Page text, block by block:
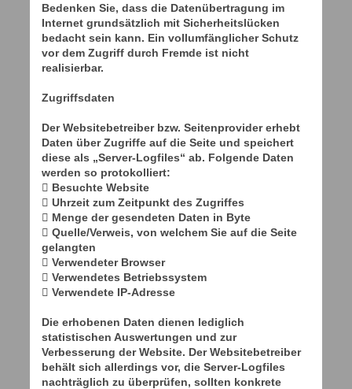
Bedenken Sie, dass die Datenübertragung im
Internet grundsätzlich mit Sicherheitslücken
bedacht sein kann. Ein vollumfänglicher Schutz
vor dem Zugriff durch Fremde ist nicht
realisierbar.
Zugriffsdaten
Der Websitebetreiber bzw. Seitenprovider erhebt
Daten über Zugriffe auf die Seite und speichert
diese als „Server-Logfiles“ ab. Folgende Daten
werden so protokolliert:
 Besuchte Website
 Uhrzeit zum Zeitpunkt des Zugriffes
 Menge der gesendeten Daten in Byte
 Quelle/Verweis, von welchem Sie auf die Seite
gelangten
 Verwendeter Browser
 Verwendetes Betriebssystem
 Verwendete IP-Adresse
Die erhobenen Daten dienen lediglich
statistischen Auswertungen und zur
Verbesserung der Website. Der Websitebetreiber
behält sich allerdings vor, die Server-Logfiles
nachträglich zu überprüfen, sollten konkrete